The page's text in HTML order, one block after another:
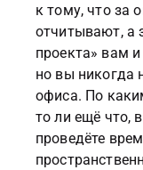
к тому, что за
отчитывают, а
проекта» вам
но вы никогда
офиса. По
то ли ещё что,
проведёте